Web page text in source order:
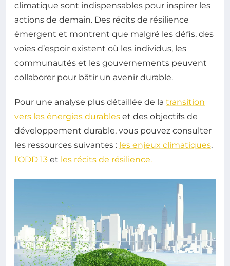
climatique sont indispensables pour inspirer les
actions de demain. Des récits de résilience
émergent et montrent que malgré les défis, des
voies d’espoir existent où les individus, les
communautés et les gouvernements peuvent
collaborer pour bâtir un avenir durable.
Pour une analyse plus détaillée de la transition
vers les énergies durables et des objectifs de
développement durable, vous pouvez consulter
les ressources suivantes : les enjeux climatiques,
l’ODD 13 et les récits de résilience.